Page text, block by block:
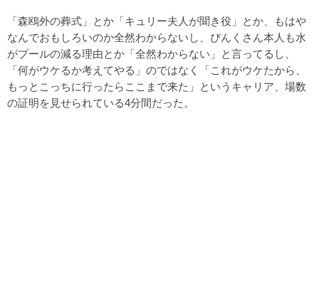
「森鴎外の葬式」とか「キュリー夫人が聞き役」とか、もはや
なんでおもしろいのか全然わからないし、ぴんくさん本人も水
がプールの減る理由とか「全然わからない」と言ってるし、
「何がウケるか考えてやる」のではなく「これがウケたから、
もっとこっちに行ったらここまで来た」というキャリア、場数
の証明を見せられている4分間だった。